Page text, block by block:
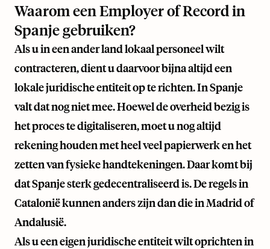
Waarom een Employer of Record in
Spanje gebruiken?
Als u in een ander land lokaal personeel wilt
contracteren, dient u daarvoor bijna altijd een
lokale juridische entiteit op te richten. In Spanje
valt dat nog niet mee. Hoewel de overheid bezig is
het proces te digitaliseren, moet u nog altijd
rekening houden met heel veel papierwerk en het
zetten van fysieke handtekeningen. Daar komt bij
dat Spanje sterk gedecentraliseerd is. De regels in
Catalonië kunnen anders zijn dan die in Madrid of
Andalusië.
Als u een eigen juridische entiteit wilt oprichten in